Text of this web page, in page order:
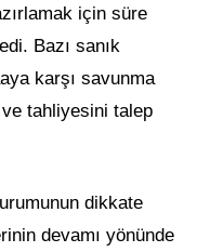
için süre
Bazı sanık
karşı savunma
tahliyesini talep
dikkate
devamı yönünde